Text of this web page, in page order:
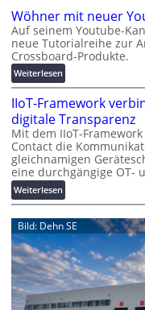
K
o
s
t
e
n
f
a
l
e
A
Z
ü
r
i
h
:
T
r
e
f
f
u
n
k
t
f
Wöhner mit neuer
Auf seinem Youtube-
neue Tutorialreihe zur
Crossboard-Produkte.
Weiterlesen:
W
ö
h
n
e
r
m
i
t
n
e
u
e
r
Y
o
IIoT-Framework
digitale Transparenz
Mit dem IIoT-
Contact die
gleichnamigen
eine durchgängige OT-
Weiterlesen:
I
I
o
T
-
F
r
a
Bild: Dehn SE